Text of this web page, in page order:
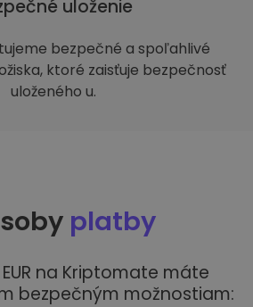
uloženie
bezpečné a spoľahlivé
ktoré zaisťuje bezpečnosť
uloženého u.
platby
na Kriptomate máte
bezpečným možnostiam: